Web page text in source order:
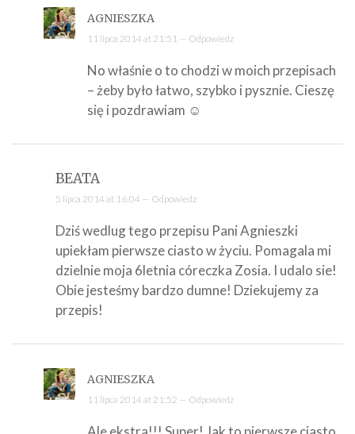
AGNIESZKA
11 lipca 2014 at 21:51 — Odpowiedz
No właśnie o to chodzi w moich przepisach
– żeby było łatwo, szybko i pysznie. Cieszę
się i pozdrawiam ☺
BEATA
5 lipca 2014 at 16:04 — Odpowiedz
Dziś wedlug tego przepisu Pani Agnieszki
upiekłam pierwsze ciasto w życiu. Pomagala mi
dzielnie moja 6letnia córeczka Zosia. I udalo sie!
Obie jesteśmy bardzo dumne! Dziekujemy za
przepis!
AGNIESZKA
11 lipca 2014 at 21:52 — Odpowiedz